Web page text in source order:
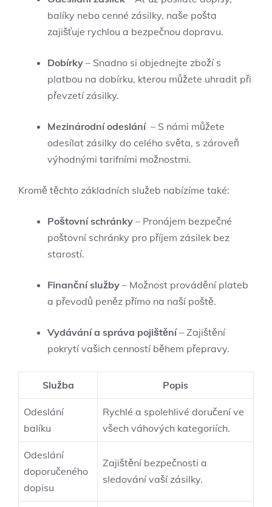
⁣balíky nebo cenné ​zásilky, naše ‌pošta
zajišťuje⁣ rychlou a bezpečnou dopravu.
Dobírky – Snadno si objednejte zboží s
‍platbou na dobírku,‌ kterou ​můžete uhradit při
převzetí zásilky.
Mezinárodní odeslání⁢ – S námi můžete
odesílat zásilky ⁣do celého světa, s zároveň
⁢výhodnými tarifními možnostmi.
Kromě těchto základních služeb nabízíme také:
Poštovní ⁣schránky –​ Pronájem bezpečné
poštovní schránky pro příjem ​zásilek ‍bez
starostí.
Finanční služby – ⁣Možnost provádění plateb
a ⁤převodů peněz přímo ⁢na naší ​poště.
Vydávání a správa pojištění–​ Zajištění
pokrytí vašich cenností během ⁤přepravy.
Služba Popis
Odeslání
balíku
Rychlé a spolehlivé doručení ve
⁢všech váhových kategoriích.
Odeslání
doporučeného⁢
dopisu
Zajištění bezpečnosti a​
sledování vaší zásilky.